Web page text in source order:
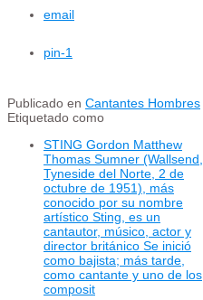
email
pin-1
Publicado en Cantantes Hombres
Etiquetado como
STING Gordon Matthew
Thomas Sumner (Wallsend,
Tyneside del Norte, 2 de
octubre de 1951), más
conocido por su nombre
artístico Sting, es un
cantautor, músico, actor y
director británico Se inició
como bajista; más tarde,
como cantante y uno de los
composit